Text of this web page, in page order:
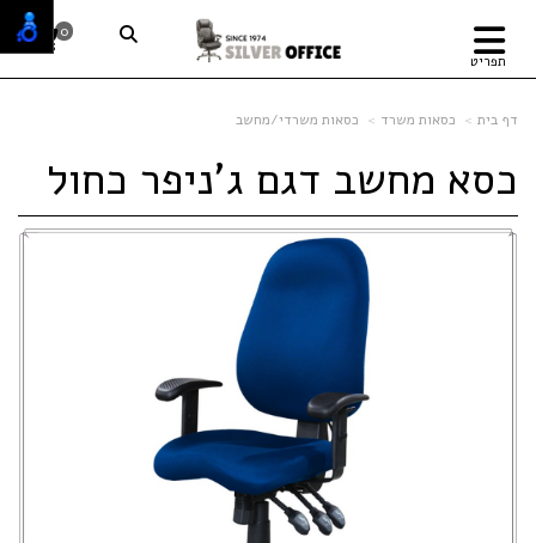
תפריט
0
דף בית כסאות משרד כסאות משרדי/מחשב
כסא מחשב דגם ג'ניפר כחול